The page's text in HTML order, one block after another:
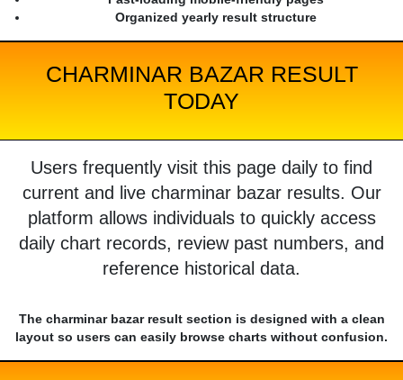
Organized yearly result structure
CHARMINAR BAZAR RESULT
TODAY
Users frequently visit this page daily to find
current and live charminar bazar results. Our
platform allows individuals to quickly access
daily chart records, review past numbers, and
reference historical data.
The charminar bazar result section is designed with a clean
layout so users can easily browse charts without confusion.